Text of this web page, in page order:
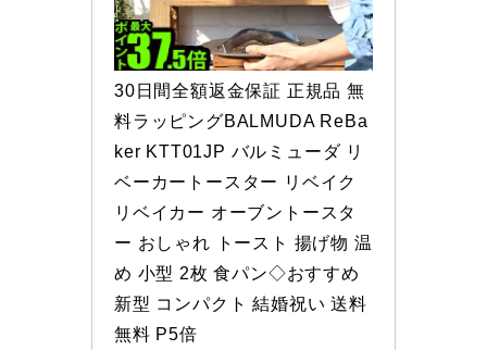
30日間全額返金保証 正規品 無
料ラッピングBALMUDA ReBa
ker KTT01JP バルミューダ リ
ベーカートースター リベイク
リベイカー オーブントースタ
ー おしゃれ トースト 揚げ物 温
め 小型 2枚 食パン◇おすすめ
新型 コンパクト 結婚祝い 送料
無料 P5倍